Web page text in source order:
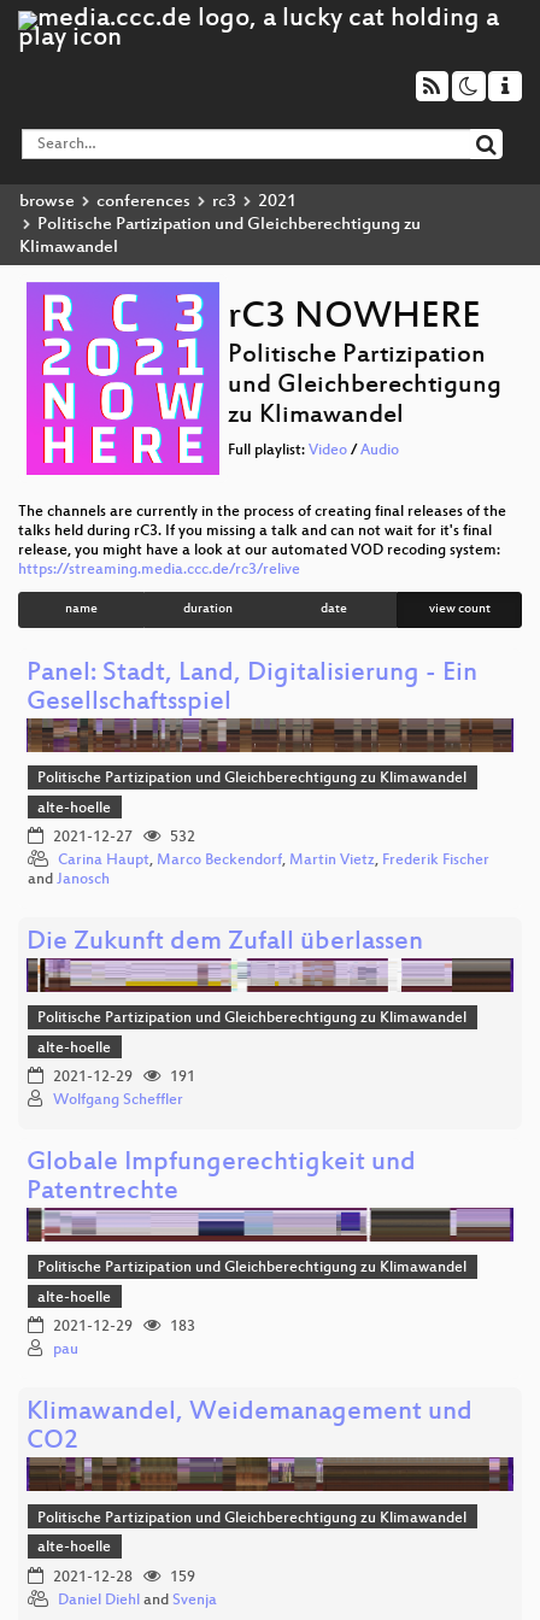
browse conferences rc3
2021
Politische Partizipation und Gleichberechtigung zu
Klimawandel
rC3 NOWHERE
Politische Partizipation
und Gleichberechtigung
zu Klimawandel
Full playlist: Video / Audio
The channels are currently in the process of creating final releases of the
talks held during rC3. If you missing a talk and can not wait for it's final
release, you might have a look at our automated VOD recoding system:
https://streaming.media.ccc.de/rc3/relive
name duration date view count
Panel: Stadt, Land, Digitalisierung - Ein
Gesellschaftsspiel
Politische Partizipation und Gleichberechtigung zu Klimawandel
alte-hoelle
2021-12-27
532
Carina Haupt, Marco Beckendorf, Martin Vietz, Frederik Fischer
and Janosch
Die Zukunft dem Zufall überlassen
Politische Partizipation und Gleichberechtigung zu Klimawandel
alte-hoelle
2021-12-29
191
Wolfgang Scheffler
Globale Impfungerechtigkeit und
Patentrechte
Politische Partizipation und Gleichberechtigung zu Klimawandel
alte-hoelle
2021-12-29
183
pau
Klimawandel, Weidemanagement und
CO2
Politische Partizipation und Gleichberechtigung zu Klimawandel
alte-hoelle
2021-12-28
159
Daniel Diehl and Svenja